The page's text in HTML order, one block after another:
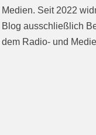
Medien. Seit 2022
Blog ausschließlich
dem Radio- und